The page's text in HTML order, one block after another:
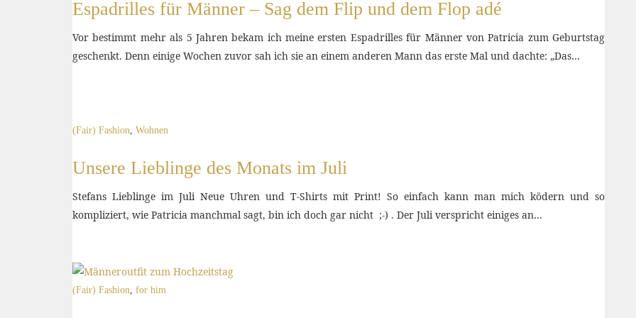
Espadrilles für Männer – Sag dem Flip und dem Flop adé
Vor bestimmt mehr als 5 Jahren bekam ich meine ersten Espadrilles für Männer von Patricia zum Geburtstag
geschenkt. Denn einige Wochen zuvor sah ich sie an einem anderen Mann das erste Mal und dachte: „Das…
(Fair) Fashion Wohnen
Unsere Lieblinge des Monats im Juli
Stefans Lieblinge im Juli Neue Uhren und T-Shirts mit Print! So einfach kann man mich ködern und so
kompliziert, wie Patricia manchmal sagt, bin ich doch gar nicht ;-) . Der Juli verspricht einiges an…
(Fair) Fashion, for him